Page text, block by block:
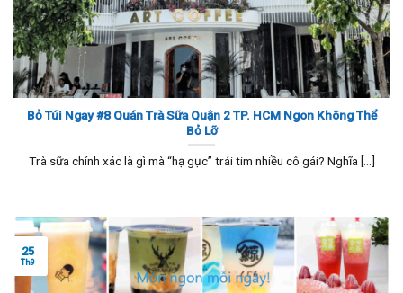
Bỏ Túi Ngay #8 Quán Trà Sữa Quận 2 TP. HCM Ngon Không Thể
Bỏ Lỡ
Trà sữa chính xác là gì mà “hạ gục” trái tim nhiều cô gái? Nghĩa [...]
25
Th9